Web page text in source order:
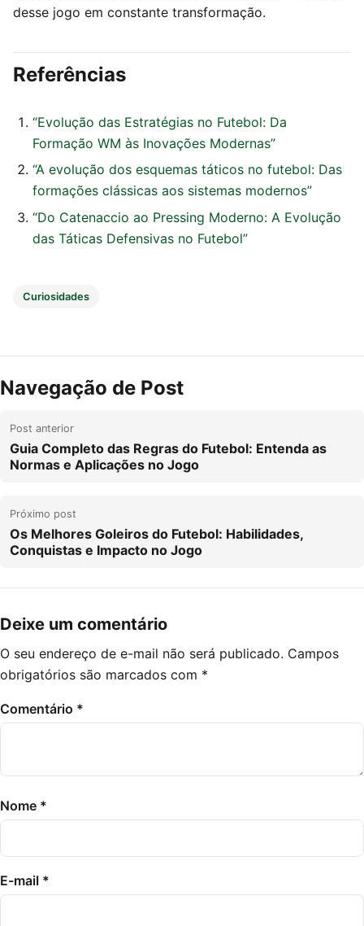
desse jogo em constante transformação.
Referências
“Evolução das Estratégias no Futebol: Da
Formação WM às Inovações Modernas”
“A evolução dos esquemas táticos no futebol: Das
formações clássicas aos sistemas modernos”
“Do Catenaccio ao Pressing Moderno: A Evolução
das Táticas Defensivas no Futebol”
Curiosidades
Navegação de Post
Post anterior
Guia Completo das Regras do Futebol: Entenda as
Normas e Aplicações no Jogo
Próximo post
Os Melhores Goleiros do Futebol: Habilidades,
Conquistas e Impacto no Jogo
Deixe um comentário
O seu endereço de e-mail não será publicado. Campos
obrigatórios são marcados com *
Comentário *
Nome *
E-mail *